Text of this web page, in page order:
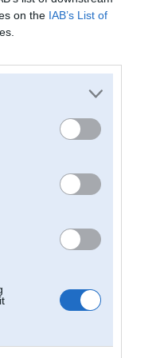
on the IAB’s List of
tel+ un - ir C štekerī (12 mazi kontakti).
to pieslēgt, tad atstāj nepieslēgtu.